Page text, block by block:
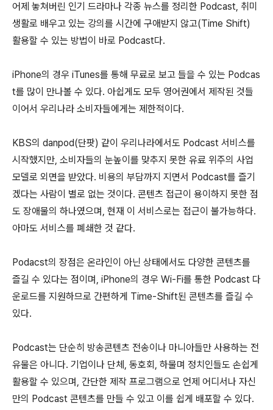
어제 놓쳐버린 인기 드라마나 각종 뉴스를 정리한 Podcast, 취미
생활로 배우고 있는 강의를 시간에 구애받지 않고(Time Shift)
활용할 수 있는 방법이 바로 Podcast다.
iPhone의 경우 iTunes를 통해 무료로 보고 들을 수 있는 Podcas
t를 많이 만나볼 수 있다. 아쉽게도 모두 영어권에서 제작된 것들
이어서 우리나라 소비자들에게는 제한적이다.
KBS의 danpod(단팟) 같이 우리나라에서도 Podcast 서비스를
시작했지만, 소비자들의 눈높이를 맞추지 못한 유료 위주의 사업
모델로 외면을 받았다. 비용의 부담까지 지면서 Podcast를 즐기
겠다는 사람이 별로 없는 것이다. 콘텐츠 접근이 용이하지 못한 점
도 장애물의 하나였으며, 현재 이 서비스로는 접근이 불가능하다.
아마도 서비스를 폐쇄한 것 같다.
Podacst의 장점은 온라인이 아닌 상태에서도 다양한 콘텐츠를
즐길 수 있다는 점이며, iPhone의 경우 Wi-Fi를 통한 Podcast 다
운로드를 지원하므로 간편하게 Time-Shift된 콘텐츠를 즐길 수
있다.
Podcast는 단순히 방송콘텐츠 전송이나 마니아들만 사용하는 전
유물은 아니다. 기업이나 단체, 동호회, 하물며 정치인들도 손쉽게
활용할 수 있으며, 간단한 제작 프로그램으로 언제 어디서나 자신
만의 Podcast 콘텐츠를 만들 수 있고 이를 쉽게 배포할 수 있다.